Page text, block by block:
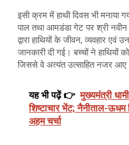
इसी क्रम में हाथी दिवस भी मनाया
पाल तथा आमडंडा गेट पर श्री नवीन
द्वारा हाथियों के जीवन, व्यवहार एवं
जानकारी दी गई। बच्चों ने हाथियों
जिससे वे अत्यंत उत्साहित नजर
यह भी पढ़ें 👉 मुख्यमंत्री
शिष्टाचार भेंट; नैनीताल-ऊधम
अहम चर्चा